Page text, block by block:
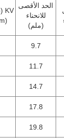
الحد الأقصى
للانحناء
(ملم)
KV ((اهتزاز)
9.7
11.7
14.7
17.8
19.8